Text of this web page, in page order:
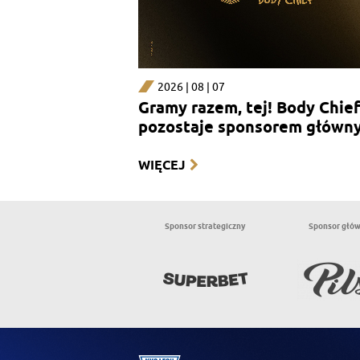
2026 | 08 | 07
Gramy razem, tej! Body Chief
pozostaje sponsorem
WIĘCEJ
Sponsor strategiczny Sponsor